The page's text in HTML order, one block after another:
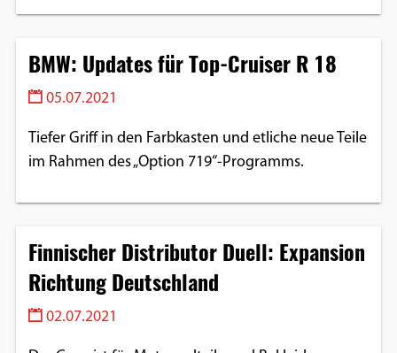
BMW: Updates für Top-Cruiser R 18
05.07.2021
Tiefer Griff in den Farbkasten und etliche neue Teile
im Rahmen des „Option 719“-Programms.
Finnischer Distributor Duell: Expansion
Richtung Deutschland
02.07.2021